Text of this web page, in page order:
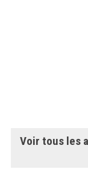
Voir tous les